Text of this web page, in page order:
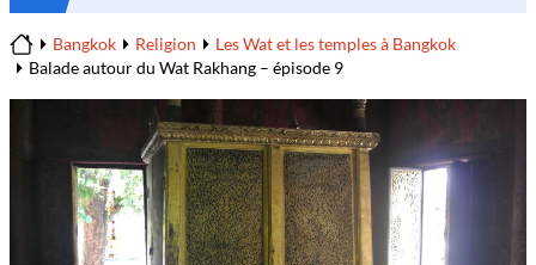
Home
Bangkok Religion
Les Wat et les temples à Bangkok
Balade autour du Wat Rakhang – épisode 9